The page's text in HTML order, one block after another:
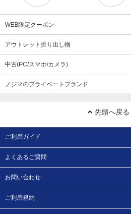
WEB限定クーポン
アウトレット掘り出し物
中古(PC/スマホ/カメラ)
ノジマのプライベートブランド
先頭へ戻る
ご利用ガイド
よくあるご質問
お問い合わせ
ご利用規約